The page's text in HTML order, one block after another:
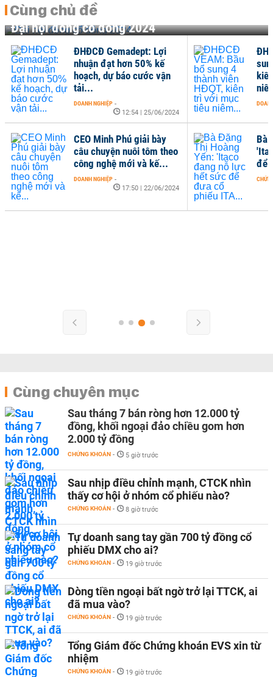
Cùng chủ đề
Đại hội đồng cổ đông 2024
Bà
để
ĐHĐCĐ Gemadept: Lợi
nhuận đạt hơn 50% kế
hoạch, dự báo cước vận
tải...
DOANH NGHIỆP -
12:54 | 25/06/2024
CEO Minh Phú giải bày
câu chuyện nuôi tôm theo
công nghệ mới và kế...
DOANH NGHIỆP -
17:50 | 22/06/2024
Cùng chuyên mục
Sau tháng 7 bán ròng hơn 12.000 tỷ
đồng, khối ngoại đảo chiều gom hơn
2.000 tỷ đồng
CHỨNG KHOÁN - 5 giờ trước
Sau nhịp điều chỉnh mạnh, CTCK nhìn
thấy cơ hội ở nhóm cổ phiếu nào?
CHỨNG KHOÁN - 8 giờ trước
Tự doanh sang tay gần 700 tỷ đồng cổ
phiếu DMX cho ai?
CHỨNG KHOÁN - 19 giờ trước
Dòng tiền ngoại bất ngờ trở lại TTCK, ai
đã mua vào?
CHỨNG KHOÁN - 19 giờ trước
Tổng Giám đốc Chứng khoán EVS xin từ
nhiệm
CHỨNG KHOÁN - 19 giờ trước